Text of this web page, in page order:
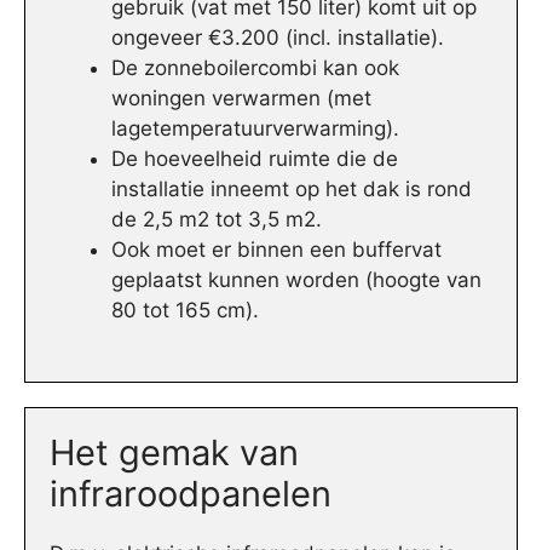
gebruik (vat met 150 liter) komt uit op
ongeveer €3.200 (incl. installatie).
De zonneboilercombi kan ook
woningen verwarmen (met
lagetemperatuurverwarming).
De hoeveelheid ruimte die de
installatie inneemt op het dak is rond
de 2,5 m2 tot 3,5 m2.
Ook moet er binnen een buffervat
geplaatst kunnen worden (hoogte van
80 tot 165 cm).
Het gemak van
infraroodpanelen